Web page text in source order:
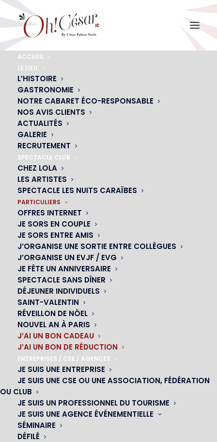
ACCUEIL
LE LIEU
L’HISTOIRE
GASTRONOMIE
NOTRE CABARET ÉCO-RESPONSABLE
NOS AVIS CLIENTS
ACTUALITÉS
GALERIE
RECRUTEMENT
SPECTACLE CLUB
CHEZ LOLA
LES ARTISTES
SPECTACLE LES NUITS CARAÏBES
PARTICULIERS
OFFRES INTERNET
JE SORS EN COUPLE
JE SORS ENTRE AMIS
J’ORGANISE UNE SORTIE ENTRE COLLÈGUES
J’ORGANISE UN EVJF / EVG
JE FÊTE UN ANNIVERSAIRE
SPECTACLE SANS DÎNER
DÉJEUNER INDIVIDUELS
SAINT-VALENTIN
RÉVEILLON DE NÖEL
NOUVEL AN À PARIS
J’AI UN BON CADEAU
J’AI UN BON DE RÉDUCTION
ENTREPRISES / CSE / AGENCES
JE SUIS UNE ENTREPRISE
JE SUIS UNE CSE OU UNE ASSOCIATION, FÉDÉRATION
OU CLUB
JE SUIS UN PROFESSIONNEL DU TOURISME
JE SUIS UNE AGENCE ÉVÉNEMENTIELLE
SÉMINAIRE
DÉFILÉ
Votre dîner-spectacle au cabaret
UNE SORTIE ORIGINALE À PARIS